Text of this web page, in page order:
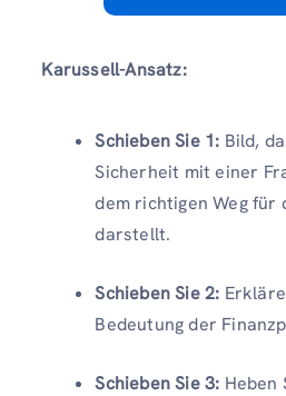
Karussell-Ansatz:
Schieben Sie 1: Bild,
Sicherheit mit einer
dem richtigen Weg für
darstellt.
Schieben Sie 2:
Bedeutung der
Schieben Sie 3: Heben